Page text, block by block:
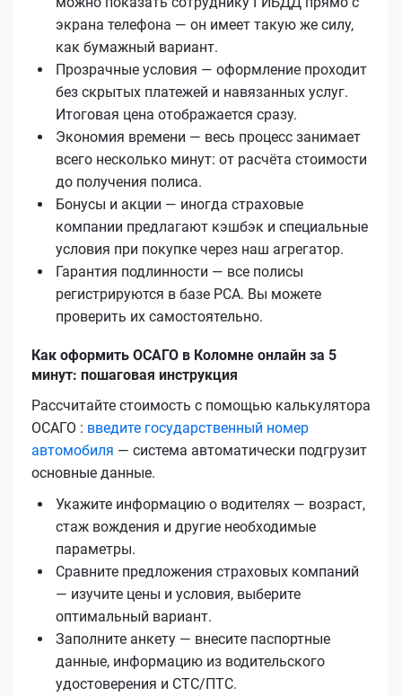
экрана телефона — он имеет такую же силу,
как бумажный вариант.
Прозрачные условия — оформление проходит
без скрытых платежей и навязанных услуг.
Итоговая цена отображается сразу.
Экономия времени — весь процесс занимает
всего несколько минут: от расчёта стоимости
до получения полиса.
Бонусы и акции — иногда страховые
компании предлагают кэшбэк и специальные
условия при покупке через наш агрегатор.
Гарантия подлинности — все полисы
регистрируются в базе РСА. Вы можете
проверить их самостоятельно.
Как оформить ОСАГО в Коломне онлайн за 5
минут: пошаговая инструкция
Рассчитайте стоимость с помощью калькулятора
ОСАГО : введите государственный номер
автомобиля — система автоматически подгрузит
основные данные.
Укажите информацию о водителях — возраст,
стаж вождения и другие необходимые
параметры.
Сравните предложения страховых компаний
— изучите цены и условия, выберите
оптимальный вариант.
Заполните анкету — внесите паспортные
данные, информацию из водительского
удостоверения и СТС/ПТС.